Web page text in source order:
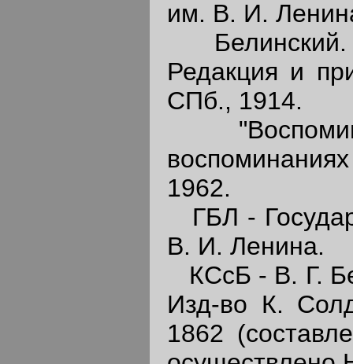
им. В. И.
Белинский.
Редакция и
СПб., 1914.
1962.
ГБЛ -
В. И. Ленина.
КСсБ - В. Г.
Изд-во К.
1862